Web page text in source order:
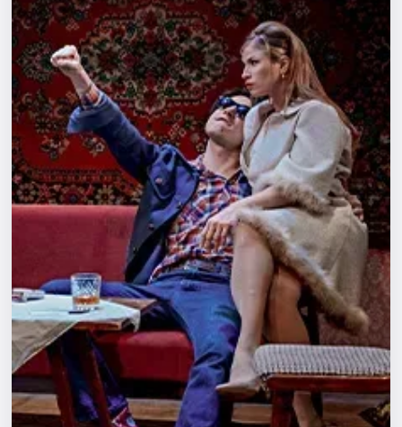
Квесты
Экскурсии
Спорт
События
Площадки
Артисты
Рейтинги